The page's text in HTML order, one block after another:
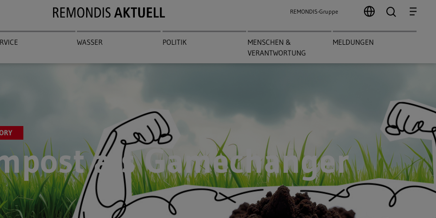
WASSER POLITIK
MENSCHEN &
VERANTWORTUNG
MELDUNGEN
REMONDIS-Gruppe search
Menu
als Gamechanger